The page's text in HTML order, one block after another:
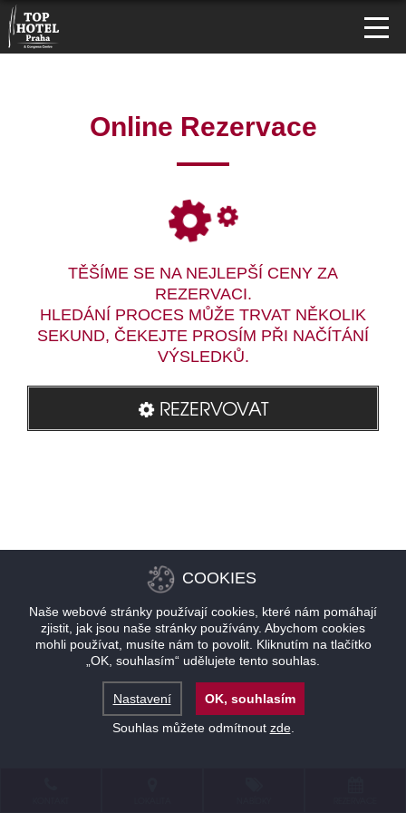
Online Rezervace
TĚŠÍME SE NA NEJLEPŠÍ CENY ZA
REZERVACI.
HLEDÁNÍ PROCES MŮŽE TRVAT NĚKOLIK
SEKUND, ČEKEJTE PROSÍM PŘI NAČÍTÁNÍ
VÝSLEDKŮ.
REZERVOVAT
COOKIES
Naše webové stránky používají cookies, které nám pomáhají
zjistit, jak jsou naše stránky používány. Abychom cookies
mohli používat, musíte nám to povolit. Kliknutím na tlačítko
„OK, souhlasím“ udělujete tento souhlas.
Nastavení
OK, souhlasím
Souhlas můžete odmítnout zde.